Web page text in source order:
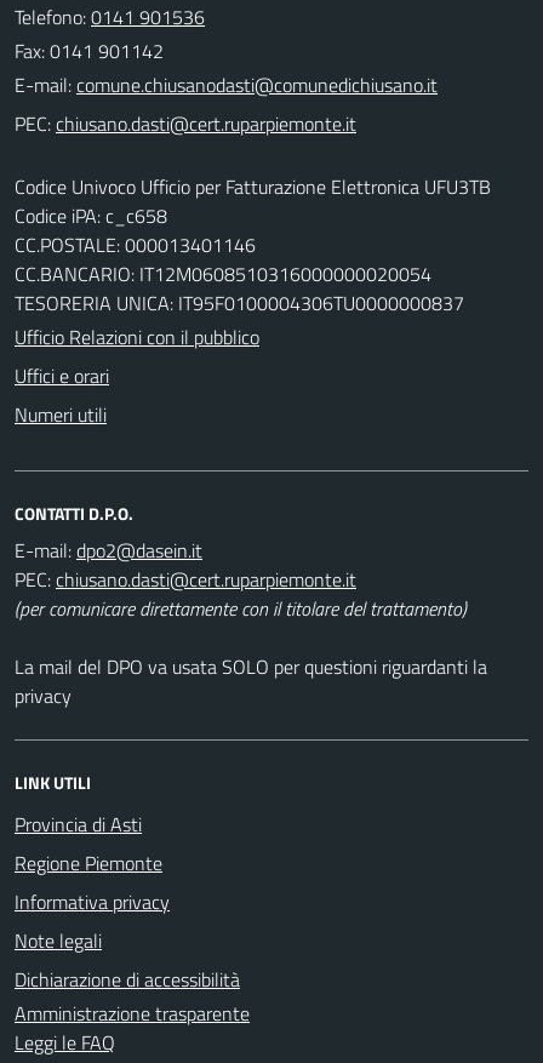
Telefono:0141 901536
Fax: 0141 901142
E-mail:
PEC:
Codice Univoco Ufficio per Fatturazione Elettronica UFU3TB
Codice iPA: c_c658
CC.POSTALE: 000013401146
CC.BANCARIO: IT12M0608510316000000020054
TESORERIA UNICA: IT95F0100004306TU0000000837
Ufficio Relazioni con il pubblico
Uffici e orari
Numeri utili
CONTATTI D.P.O.
E-mail:
PEC:
(per comunicare direttamente con il titolare del trattamento)
La mail del DPO va usata SOLO per questioni riguardanti la
privacy
LINK UTILI
Provincia di Asti
Regione Piemonte
Informativa privacy
Note legali
Dichiarazione di accessibilità
Amministrazione trasparente
Leggi le FAQ